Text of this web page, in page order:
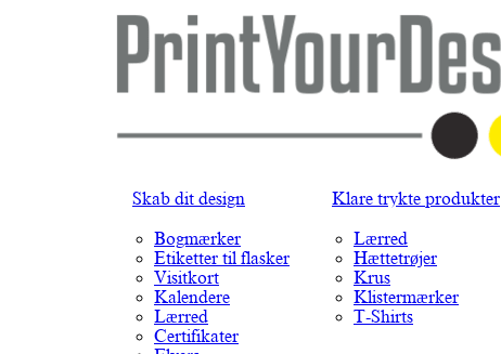
Skab dit design
Bogmærker
Etiketter til flasker
Visitkort
Kalendere
Lærred
Certifikater
Klare trykte produkter
Lærred
Hættetrøjer
Krus
Klistermærker
T-Shirts